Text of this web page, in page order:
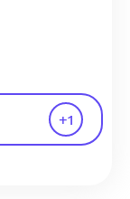
+1